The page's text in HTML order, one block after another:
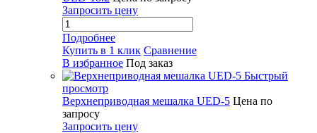
Запросить цену
Подробнее
Купить в 1 клик Сравнение
В избранное Под заказ
Быстрый
просмотр
Верхнеприводная мешалка UED-5 Цена по
запросу
Запросить цену